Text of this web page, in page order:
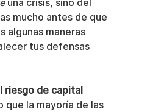
una crisis, sino del
mucho antes de que
algunas maneras
tus defensas
riesgo de capital
que la mayoría de las